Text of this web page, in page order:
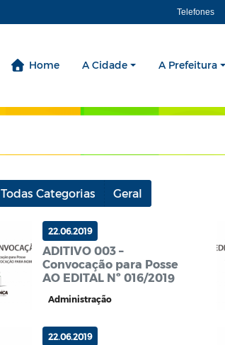
Telefones
Home A Cidade A Prefeitura
Todas Categorias Geral
22.06.2019
ADITIVO 003 –
Convocação para Posse
AO EDITAL Nº 016/2019
Administração
22.06.2019